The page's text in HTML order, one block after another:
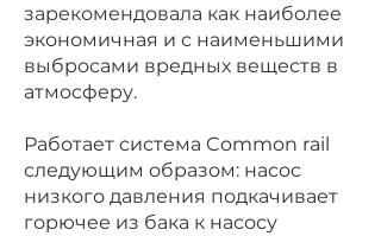
зарекомендовала как наиболее
экономичная и с наименьшими
выбросами вредных веществ в
атмосферу.
Работает система Common rail
следующим образом: насос
низкого давления подкачивает
горючее из бака к насосу